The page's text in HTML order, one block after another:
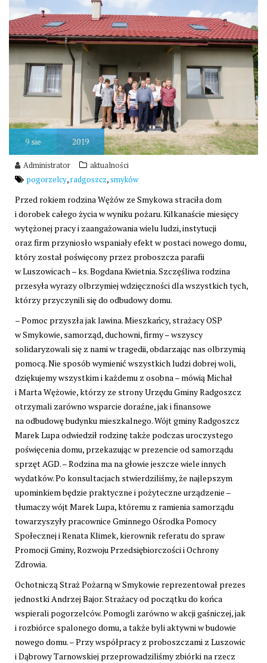
9 sie 2019
Administrator
aktualności
pogorzelcy,radgoszcz,smyków
Przed rokiem rodzina Wężów ze Smykowa straciła dom
i dorobek całego życia w wyniku pożaru. Kilkanaście miesięcy
wytężonej pracy i zaangażowania wielu ludzi, instytucji
oraz firm przyniosło wspaniały efekt w postaci nowego domu,
który został poświęcony przez proboszcza parafii
w Luszowicach – ks. Bogdana Kwietnia. Szczęśliwa rodzina
przesyła wyrazy olbrzymiej wdzięczności dla wszystkich tych,
którzy przyczynili się do odbudowy domu.
– Pomoc przyszła jak lawina. Mieszkańcy, strażacy OSP
w Smykowie, samorząd, duchowni, firmy – wszyscy
solidaryzowali się z nami w tragedii, obdarzając nas olbrzymią
pomocą. Nie sposób wymienić wszystkich ludzi dobrej woli,
dziękujemy wszystkim i każdemu z osobna – mówią Michał
i Marta Wężowie, którzy ze strony Urzędu Gminy Radgoszcz
otrzymali zarówno wsparcie doraźne, jak i finansowe
na odbudowę budynku mieszkalnego. Wójt gminy Radgoszcz
Marek Lupa odwiedził rodzinę także podczas uroczystego
poświęcenia domu, przekazując w prezencie od samorządu
sprzęt AGD. – Rodzina ma na głowie jeszcze wiele innych
wydatków. Po konsultacjach stwierdziliśmy, że najlepszym
upominkiem będzie praktyczne i pożyteczne urządzenie –
tłumaczy wójt Marek Lupa, któremu z ramienia samorządu
towarzyszyły pracownice Gminnego Ośrodka Pomocy
Społecznej i Renata Klimek, kierownik referatu do spraw
Promocji Gminy, Rozwoju Przedsiębiorczości i Ochrony
Zdrowia.
Ochotniczą Straż Pożarną w Smykowie reprezentował prezes
jednostki Andrzej Bajor. Strażacy od początku do końca
wspierali pogorzelców. Pomogli zarówno w akcji gaśniczej, jak
i rozbiórce spalonego domu, a także byli aktywni w budowie
nowego domu. – Przy współpracy z proboszczami z Luszowic
i Dąbrowy Tarnowskiej przeprowadziliśmy zbiórki na rzecz